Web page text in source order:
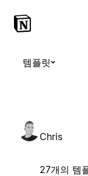
템플릿
Chris
27개의 템